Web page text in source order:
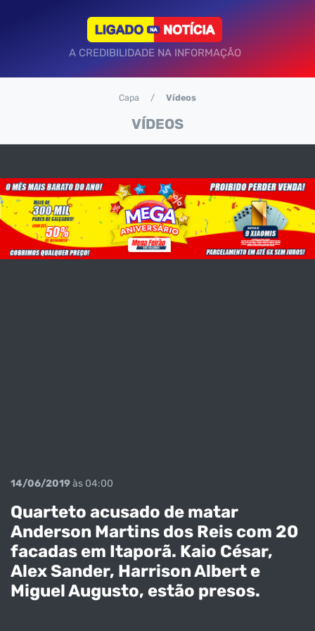
A CREDIBILIDADE NA INFORMAÇÃO
VÍDEOS
Capa Vídeos
14/06/2019às 04:00
Quarteto acusado de matar
Anderson Martins dos Reis com 20
facadas em Itaporã. Kaio César,
Alex Sander, Harrison Albert e
Miguel Augusto, estão presos.